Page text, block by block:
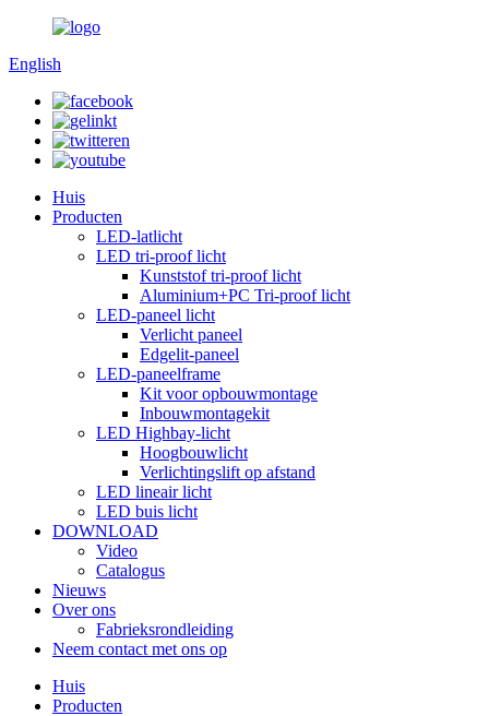
English
Huis
Producten
LED-latlicht
LED tri-proof licht
Kunststof tri-proof licht
Aluminium+PC Tri-proof licht
LED-paneel licht
Verlicht paneel
Edgelit-paneel
LED-paneelframe
Kit voor opbouwmontage
Inbouwmontagekit
LED Highbay-licht
Hoogbouwlicht
Verlichtingslift op afstand
LED lineair licht
LED buis licht
DOWNLOAD
Video
Catalogus
Nieuws
Over ons
Fabrieksrondleiding
Neem contact met ons op
Huis
Producten